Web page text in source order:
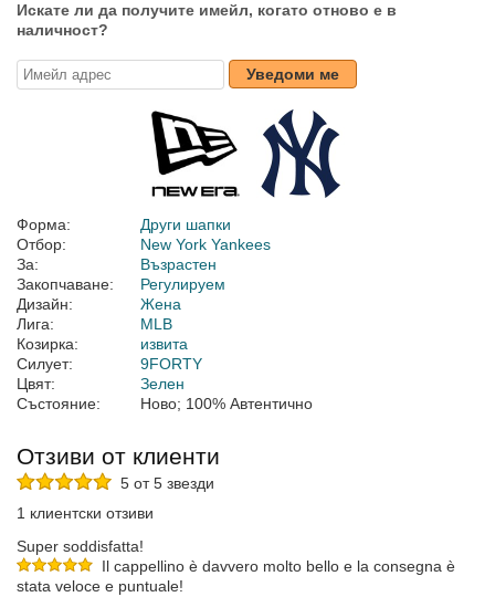
Искате ли да получите имейл, когато отново е в
наличност?
Уведоми ме
Форма:
Други шапки
Отбор:
New York Yankees
За:
Възрастен
Закопчаване:
Регулируем
Дизайн:
Жена
Лига:
MLB
Козирка:
извита
Силует:
9FORTY
Цвят:
Зелен
Състояние:
Ново; 100% Автентично
Отзиви от клиенти
5 от 5 звезди
1 клиентски отзиви
Super soddisfatta!
Il cappellino è davvero molto bello e la consegna è
stata veloce e puntuale!